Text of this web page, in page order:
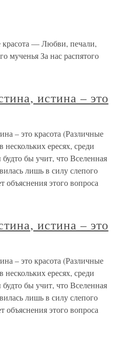
красота — Любви, печали,
мученья За нас распятого
истина – это
– это красота (Различные
ересях, среди
бы учит, что Вселенная
лишь в силу слепого
объяснения этого вопроса
истина – это
– это красота (Различные
ересях, среди
бы учит, что Вселенная
лишь в силу слепого
объяснения этого вопроса